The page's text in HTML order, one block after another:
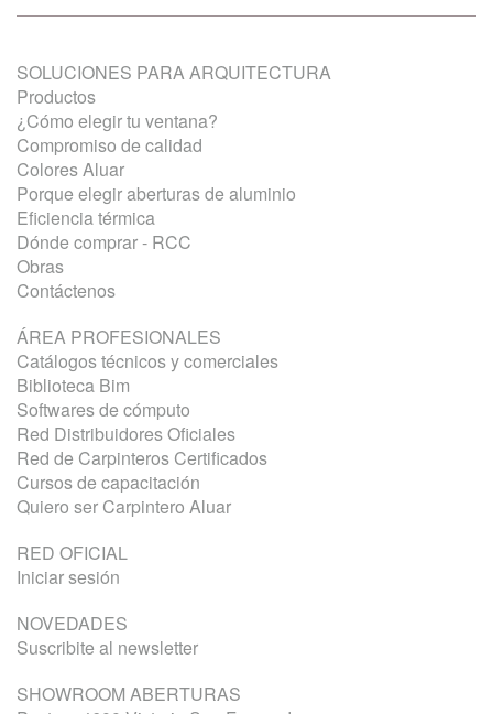
SOLUCIONES PARA ARQUITECTURA
Productos
¿Cómo elegir tu ventana?
Compromiso de calidad
Colores Aluar
Porque elegir aberturas de aluminio
Eficiencia térmica
Dónde comprar - RCC
Obras
Contáctenos
ÁREA PROFESIONALES
Catálogos técnicos y comerciales
Biblioteca Bim
Softwares de cómputo
Red Distribuidores Oficiales
Red de Carpinteros Certificados
Cursos de capacitación
Quiero ser Carpintero Aluar
RED OFICIAL
Iniciar sesión
NOVEDADES
Suscribite al newsletter
SHOWROOM ABERTURAS